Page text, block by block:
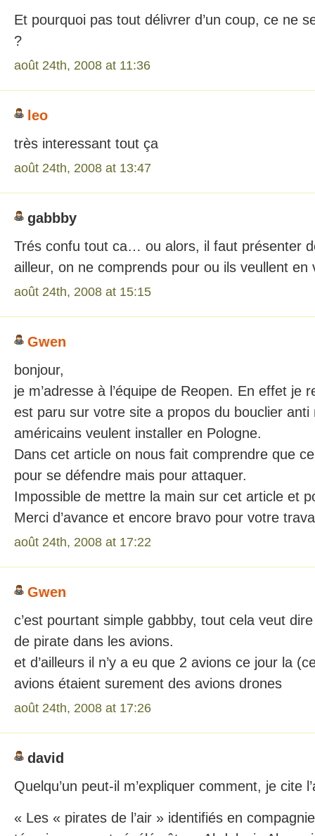
Et pourquoi pas tout délivrer d’un coup, ce ne
?
août 24th, 2008 at 11:36
leo
très interessant tout ça
août 24th, 2008 at 13:47
gabbby
Trés confu tout ca… ou alors, il faut présenter
ailleur, on ne comprends pour ou ils veullent
août 24th, 2008 at 15:15
Gwen
bonjour,
je m’adresse à l’équipe de Reopen. En effet je
est paru sur votre site a propos du bouclier anti
américains veulent installer en Pologne.
Dans cet article on nous fait comprendre que
pour se défendre mais pour attaquer.
Impossible de mettre la main sur cet article et
Merci d’avance et encore bravo pour votre
août 24th, 2008 at 17:22
Gwen
c’est pourtant simple gabbby, tout cela veut dire
de pirate dans les avions.
et d’ailleurs il n’y a eu que 2 avions ce jour la
avions étaient surement des avions drones
août 24th, 2008 at 17:26
david
Quelqu’un peut-il m’expliquer comment, je cite
« Les « pirates de l’air » identifiés en